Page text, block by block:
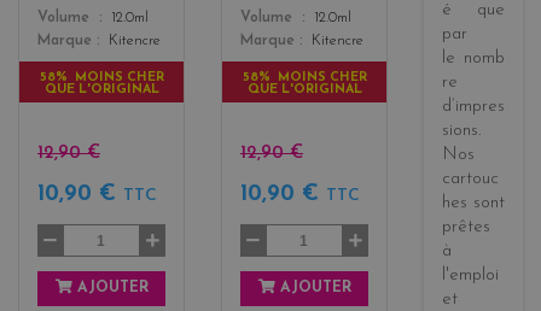
Color
Volume
12.0ml
Marque
Kitencre
58% MOINS CHER
QUE L'ORIGINAL
12,90 €
10,90 € TTC
AJOUTER
Color
Volume
12.0ml
Marque
Kitencre
58% MOINS CHER
QUE L'ORIGINAL
12,90 €
10,90 € TTC
AJOUTER
é que
par
le nomb
re
d’impres
sions.
Nos
cartouc
hes sont
prêtes
à
l'emploi
et